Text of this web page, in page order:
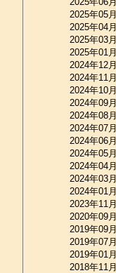
2025年05月
2025年04月
2025年03月
2025年01月
2024年12月
2024年11月
2024年10月
2024年09月
2024年08月
2024年07月
2024年06月
2024年05月
2024年04月
2024年03月
2024年01月
2023年11月
2020年09月
2019年09月
2019年07月
2019年01月
2018年11月